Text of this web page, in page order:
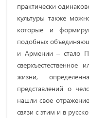
практически
культуры также
которые и
подобных
и Армении – стало
жизни,
представлений о
нашли свое
связи с этим и в